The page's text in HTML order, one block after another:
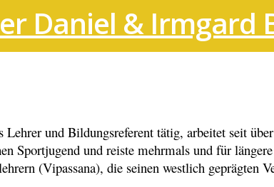
Daniel & Irmgard
und Bildungsreferent tätig, arbeitet seit
Sportjugend und reiste mehrmals und für
(Vipassana), die seinen westlich geprägten